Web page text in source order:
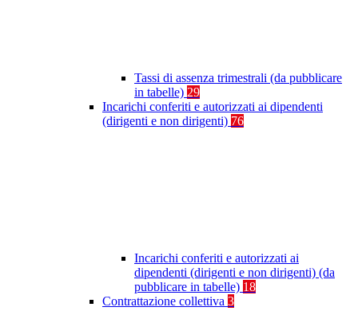
Tassi di assenza trimestrali (da pubblicare
in tabelle) 29
Incarichi conferiti e autorizzati ai dipendenti
(dirigenti e non dirigenti) 76
Incarichi conferiti e autorizzati ai
dipendenti (dirigenti e non dirigenti) (da
pubblicare in tabelle) 18
Contrattazione collettiva 3